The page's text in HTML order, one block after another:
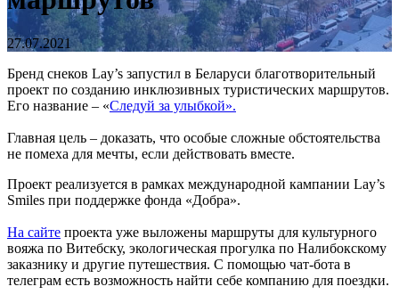
27.07.2021
Бренд снеков Lay’s запустил в Беларуси благотворительный
проект по созданию инклюзивных туристических маршрутов.
Его название – «Следуй за улыбкой».
Главная цель – доказать, что особые сложные обстоятельства
не помеха для мечты, если действовать вместе.
Проект реализуется в рамках международной кампании Lay’s
Smiles при поддержке фонда «Добра».
На сайте проекта уже выложены маршруты для культурного
вояжа по Витебску, экологическая прогулка по Налибокскому
заказнику и другие путешествия. С помощью чат-бота в
телеграм есть возможность найти себе компанию для поездки.